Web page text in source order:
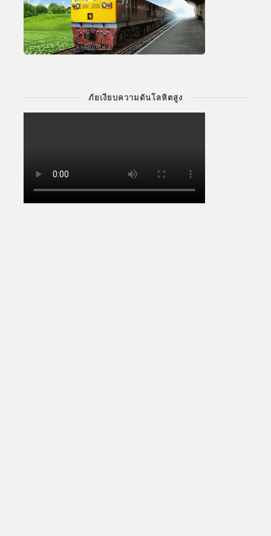
ภัยเงียบความดันโลหิตสูง